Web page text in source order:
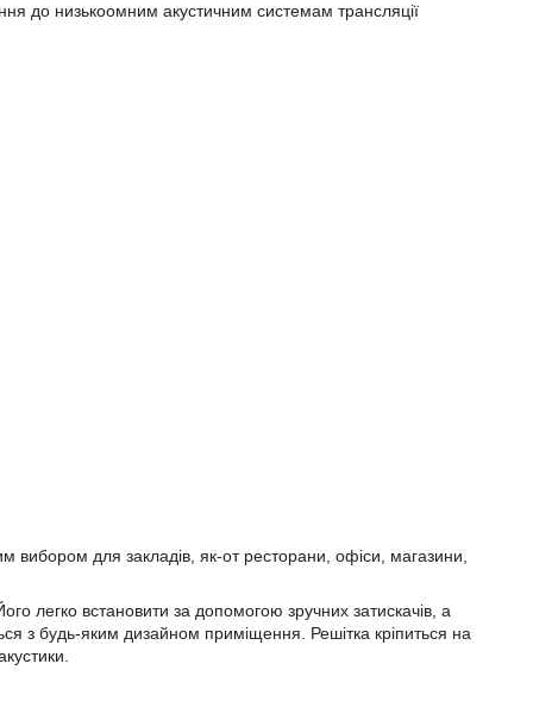
до низькоомним акустичним системам трансляції
вибором для закладів, як-от ресторани, офіси, магазини,
легко встановити за допомогою зручних затискачів, а
з будь-яким дизайном приміщення. Решітка кріпиться на